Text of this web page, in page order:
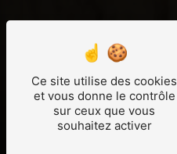
Ce site utilise des cookies
et vous donne le contrôle
sur ceux que vous
souhaitez activer